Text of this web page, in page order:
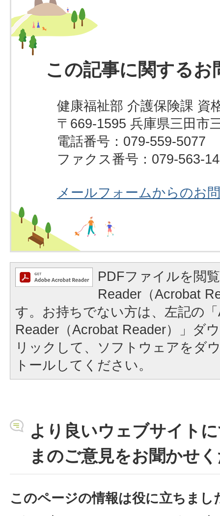
この記事に関するお
健康福祉部 介護保険課 資
〒669-1595 兵庫県三田市
電話番号：079-559-5077
ファクス番号：079-563-
メールフォームからのお
PDFファイルを閲
Reader（Acrobat
す。お持ちでない方は、左記の
Reader（Acrobat Reader）」ダ
リックして、ソフトウェアをダ
トールしてください。
より良いウェブサイト
まのご意見をお聞かせ
このページの情報は役に立ちまし